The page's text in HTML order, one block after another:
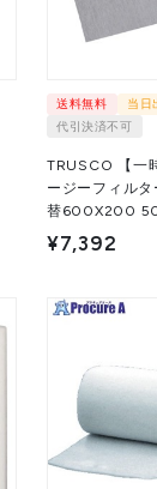
送料無料 当日
代引決済不可
TRUSCO 【一
ージーフィル
替600X200
600-S 1本
¥7,392